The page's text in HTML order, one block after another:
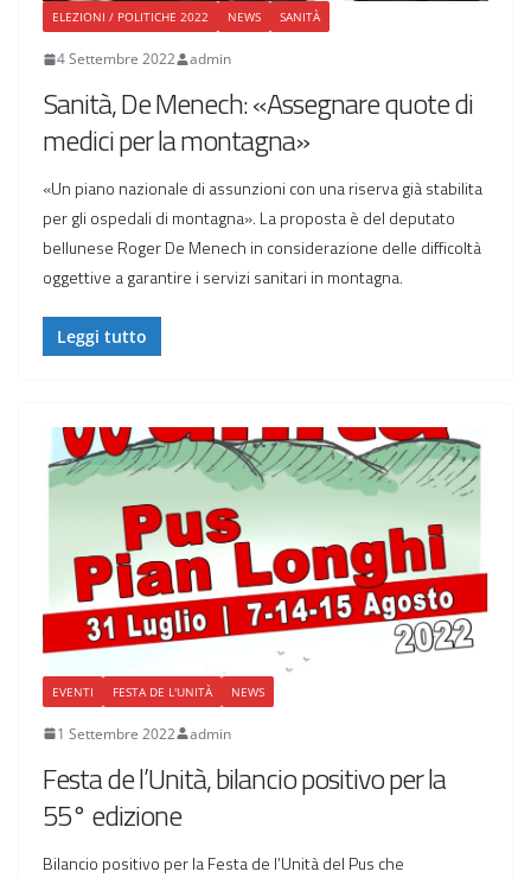
ELEZIONI / POLITICHE 2022 NEWS SANITÀ
4 Settembre 2022 admin
Sanità, De Menech: «Assegnare quote di
medici per la montagna»
«Un piano nazionale di assunzioni con una riserva già stabilita
per gli ospedali di montagna». La proposta è del deputato
bellunese Roger De Menech in considerazione delle difficoltà
oggettive a garantire i servizi sanitari in montagna.
Leggi tutto
EVENTI FESTA DE L'UNITÀ NEWS
1 Settembre 2022 admin
Festa de l’Unità, bilancio positivo per la
55° edizione
Bilancio positivo per la Festa de l’Unità del Pus che